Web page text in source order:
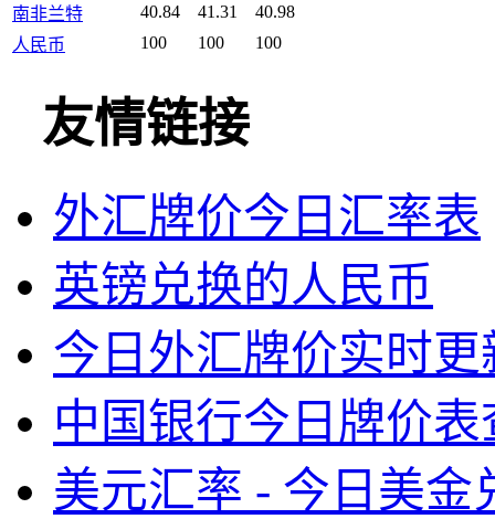
南非兰特
40.84 41.31
40.98
人民币
100 100 100
友情链接
外汇牌价今日汇率表
英镑兑换的人民币
今日外汇牌价实时更
中国银行今日牌价表
美元汇率 - 今日美金